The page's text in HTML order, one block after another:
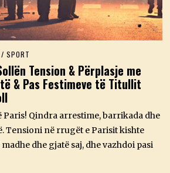
/ SPORT
Tension & Përplasje me
& Pas Festimeve të Titullit
Paris! Qindra arrestime, barrikada dhe
Tensioni në rrugët e Parisit kishte
dhe gjatë saj, dhe vazhdoi pasi